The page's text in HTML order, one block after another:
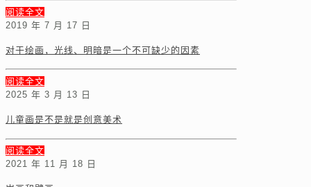
阅读全文
2019 年 7 月 17 日
对于绘画，光线、明暗是一个不可缺少的因素
阅读全文
2025 年 3 月 13 日
儿童画是不是就是创意美术
阅读全文
2021 年 11 月 18 日